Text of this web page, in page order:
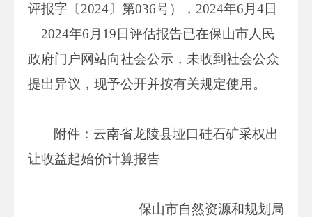
评报字〔2024〕第036号），2024年6月4日
—2024年6月19日评估报告已在保山市人民
政府门户网站向社会公示，未收到社会公众
提出异议，现予公开并按有关规定使用。
附件：云南省龙陵县垭口硅石矿采权出
让收益起始价计算报告
保山市自然资源和规划局